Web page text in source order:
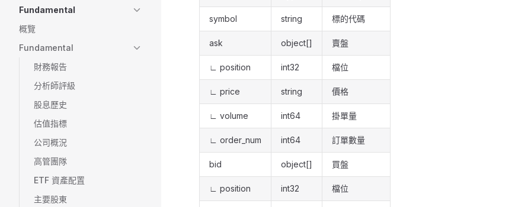
Fundamental
概覽
Fundamental
財務報告
分析師評級
股息歷史
估值指標
公司概況
高管團隊
ETF 資產配置
主要股東
symbol string 標的代碼
ask object[] 賣盤
∟ position int32 檔位
∟ price string 價格
∟ volume int64 掛單量
∟ order_num int64 訂單數量
bid object[] 買盤
∟ position int32 檔位